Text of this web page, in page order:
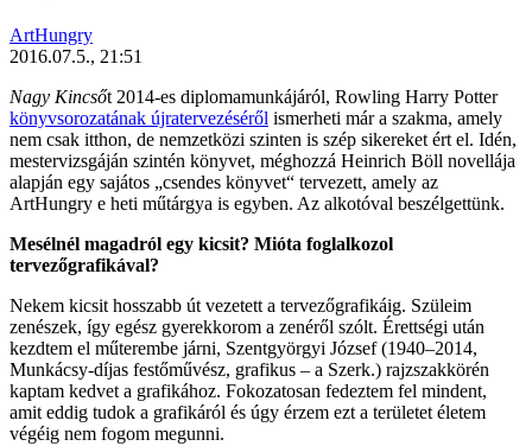
ArtHungry
2016.07.5., 21:51
Nagy Kincsőt 2014-es diplomamunkájáról, Rowling Harry Potter
könyvsorozatának újratervezéséről ismerheti már a szakma, amely
nem csak itthon, de nemzetközi szinten is szép sikereket ért el. Idén,
mestervizsgáján szintén könyvet, méghozzá Heinrich Böll novellája
alapján egy sajátos „csendes könyvet“ tervezett, amely az
ArtHungry e heti műtárgya is egyben. Az alkotóval beszélgettünk.
Mesélnél magadról egy kicsit? Mióta foglalkozol
tervezőgrafikával?
Nekem kicsit hosszabb út vezetett a tervezőgrafikáig. Szüleim
zenészek, így egész gyerekkorom a zenéről szólt. Érettségi után
kezdtem el műterembe járni, Szentgyörgyi József (1940–2014,
Munkácsy-díjas festőművész, grafikus – a Szerk.) rajzszakkörén
kaptam kedvet a grafikához. Fokozatosan fedeztem fel mindent,
amit eddig tudok a grafikáról és úgy érzem ezt a területet életem
végéig nem fogom megunni.